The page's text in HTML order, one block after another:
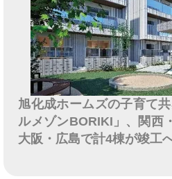
旭化成ホームズの子育て
ルメゾンBORIKI」、関西
大阪・広島で計4棟が竣工